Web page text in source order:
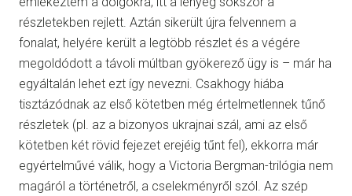
részletekben rejlett. Aztán sikerült újra felvennem a
fonalat, helyére került a legtöbb részlet és a végére
megoldódott a távoli múltban gyökerező ügy is – már ha
egyáltalán lehet ezt így nevezni. Csakhogy hiába
tisztázódnak az első kötetben még értelmetlennek tűnő
részletek (pl. az a bizonyos ukrajnai szál, ami az első
kötetben két rövid fejezet erejéig tűnt fel), ekkorra már
egyértelművé válik, hogy a Victoria Bergman-trilógia nem
magáról a történetről, a cselekményről szól. Az szép